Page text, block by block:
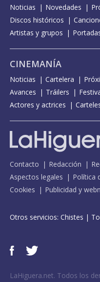
Noticias Novedades
Discos históricos
Artistas y grupos
CINEMANÍA
Noticias Cartelera
Avances
Tráilers
Actores y actrices
Contacto Redacción
Aspectos legales
Política
Cookies
Publicidad y
Otros servicios: Chistes |
LaHiguera.net. Todos los